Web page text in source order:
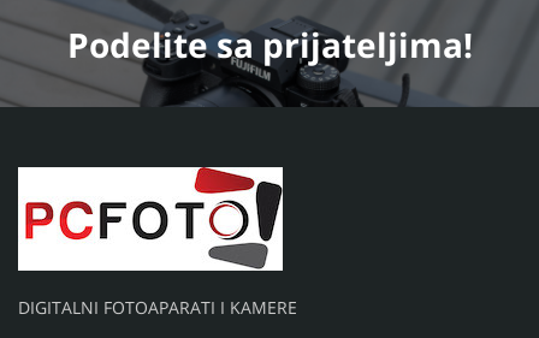
Podelitesa prijateljima!
DIGITALNI FOTOAPARATI I KAMERE